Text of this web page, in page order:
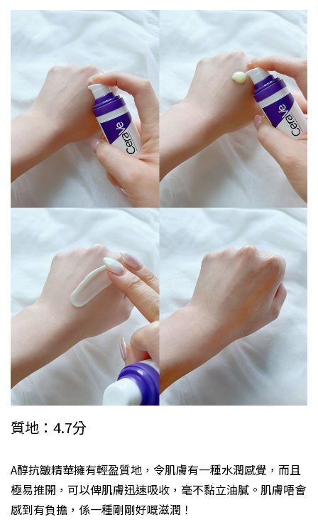
質地：4.7分
A醇抗皺精華擁有輕盈質地，令肌膚有一種水潤感覺，而且
極易推開，可以俾肌膚迅速吸收，毫不黏立油膩。肌膚唔會
感到有負擔，係一種剛剛好嘅滋潤！